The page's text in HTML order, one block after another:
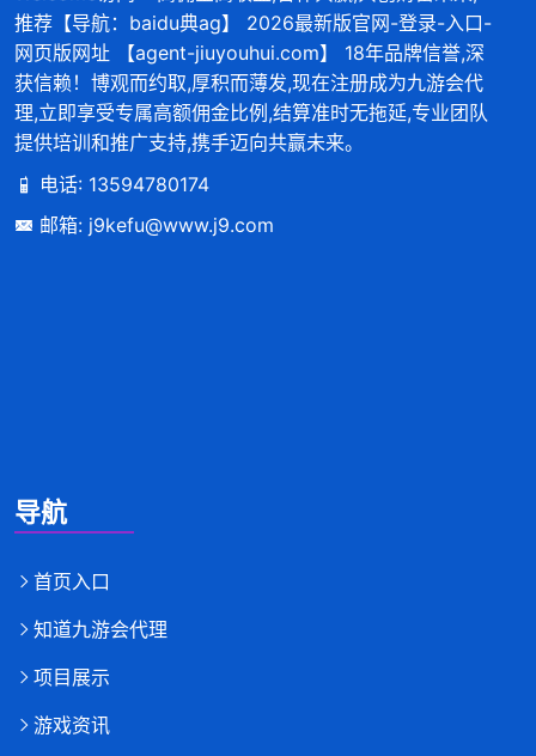
推荐【导航：baidu典ag】 2026最新版官网-登录-入口-
网页版网址 【agent-jiuyouhui.com】 18年品牌信誉,深
获信赖！博观而约取,厚积而薄发,现在注册成为九游会代
理,立即享受专属高额佣金比例,结算准时无拖延,专业团队
提供培训和推广支持,携手迈向共赢未来。
电话: 13594780174
邮箱: j9kefu@www.j9.com
导航
首页入口
知道九游会代理
项目展示
游戏资讯